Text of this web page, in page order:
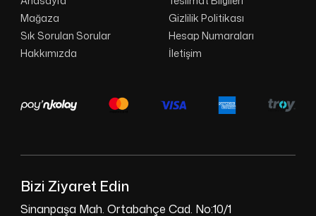
Bizi Ziyaret Edin
Sinanpaşa Mah. Ortabahçe Cad. No:10/1
Mağaza
Sık Sorulan Sorular
Hakkımızda
Gizlilik Politikası
Hesap Numaraları
İletişim